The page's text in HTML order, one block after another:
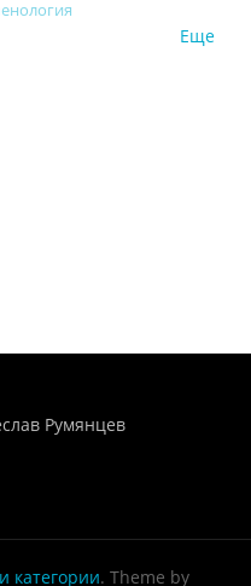
Еще
Румянцев
категории. Theme by